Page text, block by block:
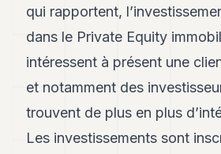
Andy
Andy
7
6
Andy
5
Andy
qui rapportent,
dans le Private Equity
intéressent à présent une
et notamment des
trouvent de plus en plus
Les investissements sont